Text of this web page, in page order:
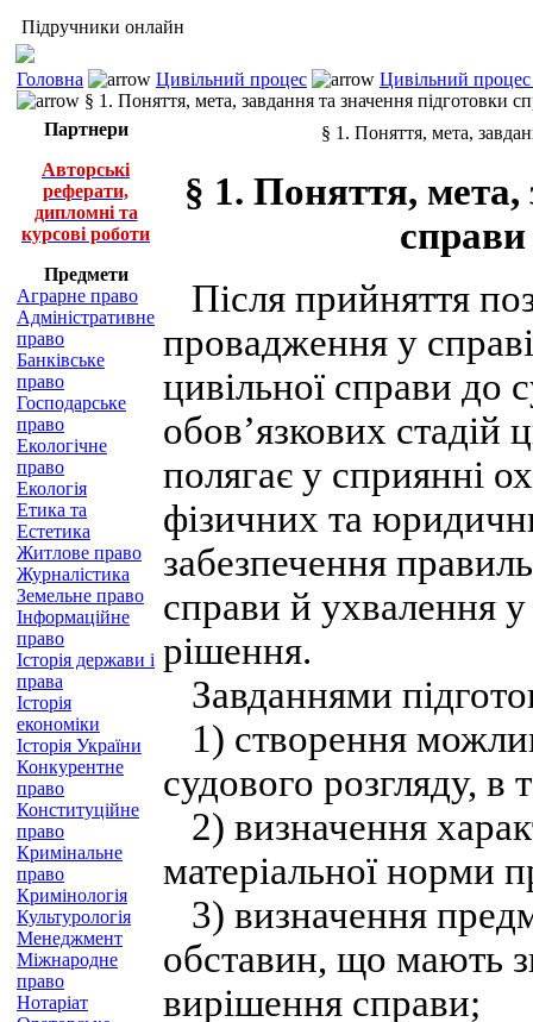
Підручники онлайн
Головна Цивільний процес
Цивільний
§ 1. Поняття, мета, завдання та значення підготовки
Партнери
Авторські
реферати,
дипломні та
курсові роботи
Предмети
Аграрне право
Адміністративне
право
Банківське
право
Господарське
право
Екологічне
право
Екологія
Етика та
Естетика
Житлове право
Журналістика
Земельне право
Інформаційне
право
Історія держави і
права
Історія
економіки
Історія України
Конкурентне
право
Конституційне
право
Кримінальне
право
Кримінологія
Культурологія
Менеджмент
Міжнародне
право
Нотаріат
§ 1. Поняття, мета,
§ 1. Поняття, мета,
справи
Після прийняття
провадження у
цивільної справи до
обов’язкових стадій
полягає у сприянні
фізичних та
забезпечення
справи й ухвалення у
рішення.
Завданнями
1) створення
судового розгляду, в
2) визначення
матеріальної норми
3) визначення
обставин, що мають
вирішення справи;